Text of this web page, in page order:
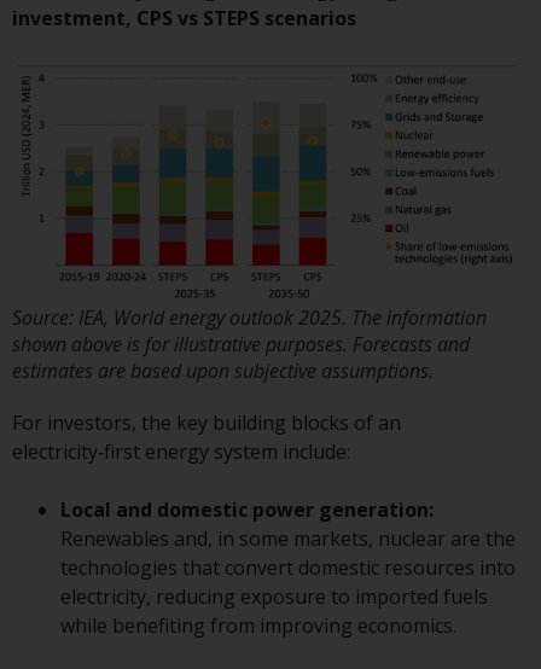
Verfügung gestellt, können ohne
werden und es wird keine
Genauigkeit, Vollständigkeit oder
Eignung für einen bestimmten
Zweck übernommen. Redwheel
hat seine eigenen Ansichten und
Meinungen auf dieser Website
(oder denen seiner verbundenen
Unternehmen) geäußert, und
diese können sich ohne
Vorankündigung ändern.
Informationen zu aktualisieren,
und Leser sollten sich bei einer
ausschließlich auf die auf dieser
Website enthaltenen
Informationen verlassen.
investment, CPS vs STEPS scenarios
Source: IEA, World energy outlook 2025. The information
shown above is for illustrative purposes. Forecasts and
estimates are based upon subjective assumptions.
For investors, the key building blocks of an
electricity‑first energy system include:
Local and domestic power generation:
Renewables and, in some markets, nuclear are the
technologies that convert domestic resources into
electricity, reducing exposure to imported fuels
while benefiting from improving economics.